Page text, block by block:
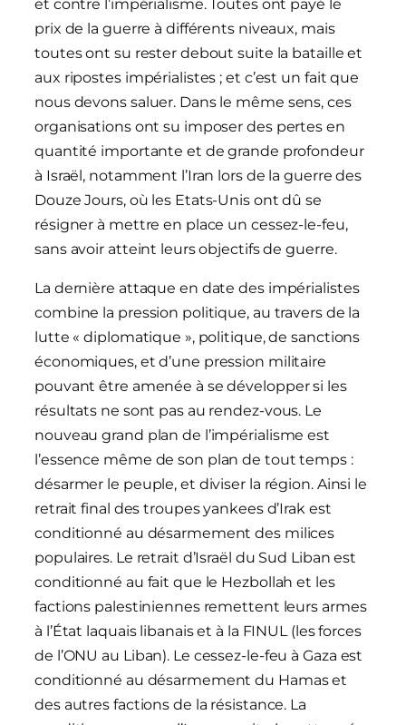
et contre l’impérialisme. Toutes ont payé le
prix de la guerre à différents niveaux, mais
toutes ont su rester debout suite la bataille et
aux ripostes impérialistes ; et c’est un fait que
nous devons saluer. Dans le même sens, ces
organisations ont su imposer des pertes en
quantité importante et de grande profondeur
à Israël, notamment l’Iran lors de la guerre des
Douze Jours, où les Etats-Unis ont dû se
résigner à mettre en place un cessez-le-feu,
sans avoir atteint leurs objectifs de guerre.
La dernière attaque en date des impérialistes
combine la pression politique, au travers de la
lutte « diplomatique », politique, de sanctions
économiques, et d’une pression militaire
pouvant être amenée à se développer si les
résultats ne sont pas au rendez-vous. Le
nouveau grand plan de l’impérialisme est
l’essence même de son plan de tout temps :
désarmer le peuple, et diviser la région. Ainsi le
retrait final des troupes yankees d’Irak est
conditionné au désarmement des milices
populaires. Le retrait d’Israël du Sud Liban est
conditionné au fait que le Hezbollah et les
factions palestiniennes remettent leurs armes
à l’État laquais libanais et à la FINUL (les forces
de l’ONU au Liban). Le cessez-le-feu à Gaza est
conditionné au désarmement du Hamas et
des autres factions de la résistance. La